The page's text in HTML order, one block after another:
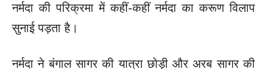
नर्मदा की परिक्रमा में कहीं-कहीं नर्मदा का करूण विलाप
सुनाई पड़ता है।
नर्मदा ने बंगाल सागर की यात्रा छोड़ी और अरब सागर की